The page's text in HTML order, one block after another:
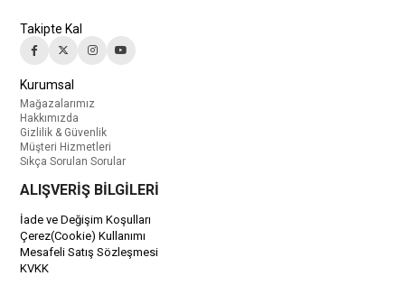
Takipte Kal
Kurumsal
Mağazalarımız
Hakkımızda
Gizlilik & Güvenlik
Müşteri Hizmetleri
Sıkça Sorulan Sorular
ALIŞVERİŞ BİLGİLERİ
İade ve Değişim Koşulları
Çerez(Cookie) Kullanımı
Mesafeli Satış Sözleşmesi
KVKK